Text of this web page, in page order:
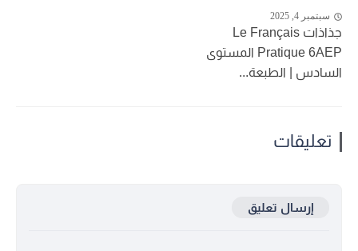
سبتمبر 4, 2025
جذاذات Le Français
Pratique 6AEP المستوى
السادس | الطبعة...
تعليقات
إرسال تعليق